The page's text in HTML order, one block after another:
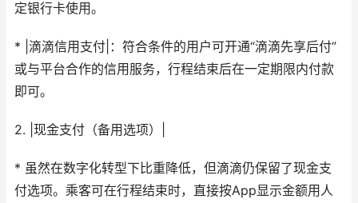
定银行卡使用。
* |滴滴信用支付|：符合条件的用户可开通“滴滴先享后付”
或与平台合作的信用服务，行程结束后在一定期限内付款
即可。
2. |现金支付（备用选项）|
* 虽然在数字化转型下比重降低，但滴滴仍保留了现金支
付选项。乘客可在行程结束时，直接按App显示金额用人